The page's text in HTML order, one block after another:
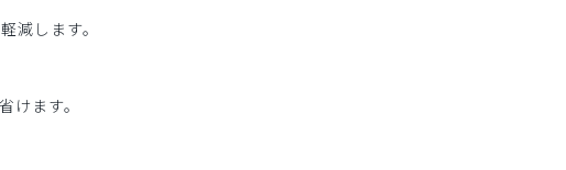
減します。
けます。